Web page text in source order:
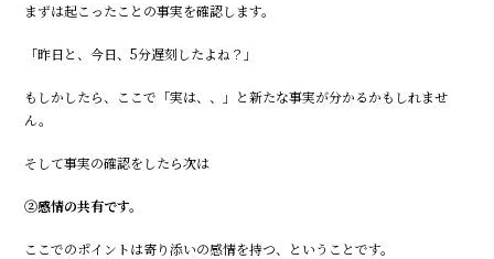
まずは起こったことの事実を確認します。
「昨日と、今日、5分遅刻したよね？」
もしかしたら、ここで「実は、、」と新たな事実が分かるかもしれませ
ん。
そして事実の確認をしたら次は
②感情の共有です。
ここでのポイントは寄り添いの感情を持つ、ということです。